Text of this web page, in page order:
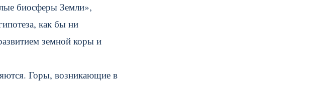
биосферы Земли»,
как бы ни
земной коры и
Горы, возникающие в